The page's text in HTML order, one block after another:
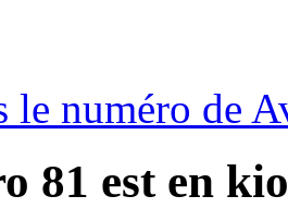
le numéro de
81 est en